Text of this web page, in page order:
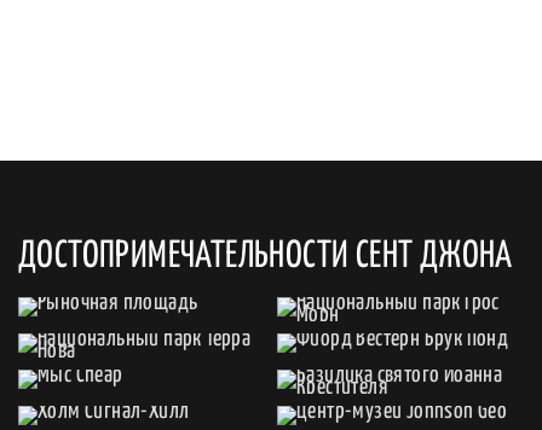
ДОСТОПРИМЕЧАТЕЛЬНОСТИ СЕНТ ДЖОНА